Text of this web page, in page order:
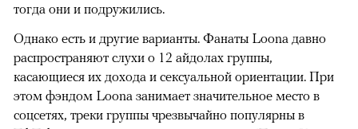
тогда они и подружились.
Однако есть и другие варианты. Фанаты Loona давно
распространяют слухи о 12 айдолах группы,
касающиеся их дохода и сексуальной ориентации. При
этом фэндом Loona занимает значительное место в
соцсетях, треки группы чрезвычайно популярны в